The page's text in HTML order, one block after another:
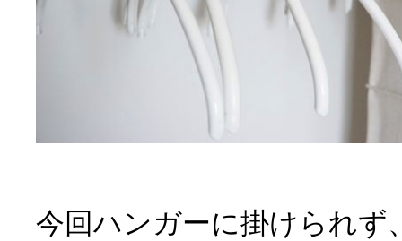
今回ハンガーに掛けられず